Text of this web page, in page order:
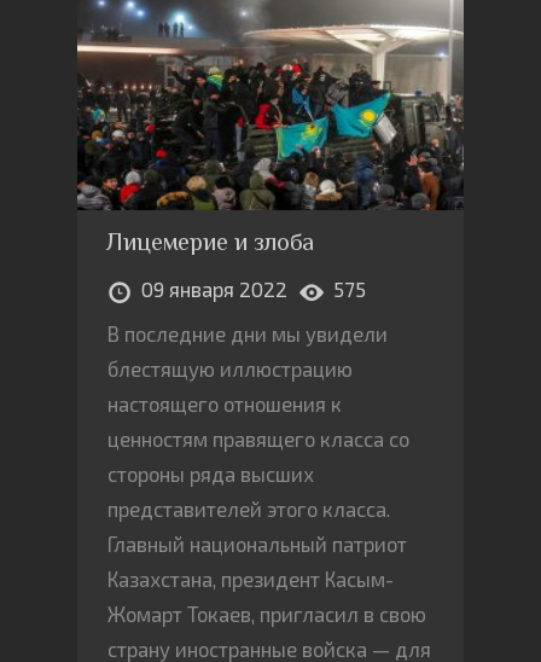
Лицемерие и злоба
09 января 2022
575
В последние дни мы увидели
блестящую иллюстрацию
настоящего отношения к
ценностям правящего класса со
стороны ряда высших
представителей этого класса.
Главный национальный патриот
Казахстана, президент Касым-
Жомарт Токаев, пригласил в свою
страну иностранные войска — для